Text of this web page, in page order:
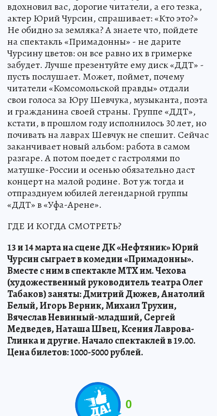
вдохновил вас, дорогие читатели, а его тезка,
актер Юрий Чурсин, спрашивает: «Кто это?»
Не обидно за земляка? А знаете что, пойдете
на спектакль «Примадонны» - не дарите
Чурсину цветов: он все равно их в гримерке
забудет. Лучше презентуйте ему диск «ДДТ» -
пусть послушает. Может, поймет, почему
читатели «Комсомольской правды» отдали
свои голоса за Юру Шевчука, музыканта, поэта
и гражданина своей страны. Группе «ДДТ»,
кстати, в прошлом году исполнилось 30 лет, но
почивать на лаврах Шевчук не спешит. Сейчас
заканчивает новый альбом: работа в самом
разгаре. А потом поедет с гастролями по
матушке-России и осенью обязательно даст
концерт на малой родине. Вот уж тогда и
отпразднуем юбилей легендарной группы
«ДДТ» в «Уфа-Арене».
ГДЕ И КОГДА СМОТРЕТЬ?
13 и 14 марта на сцене ДК «Нефтяник» Юрий
Чурсин сыграет в комедии «Примадонны».
Вместе с ним в спектакле МТХ им. Чехова
(художественный руководитель театра Олег
Табаков) заняты: Дмитрий Дюжев, Анатолий
Белый, Игорь Верник, Михаил Трухин,
Вячеслав Невинный-младший, Сергей
Медведев, Наташа Швец, Ксения Лаврова-
Глинка и другие. Начало спектаклей в 19.00.
Цена билетов: 1000-5000 рублей.
0